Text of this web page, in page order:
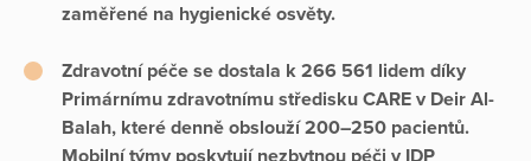
zaměřené na hygienické osvěty.
Zdravotní péče se dostala k 266 561 lidem díky
Primárnímu zdravotnímu středisku CARE v Deir Al-
Balah, které denně obslouží 200–250 pacientů.